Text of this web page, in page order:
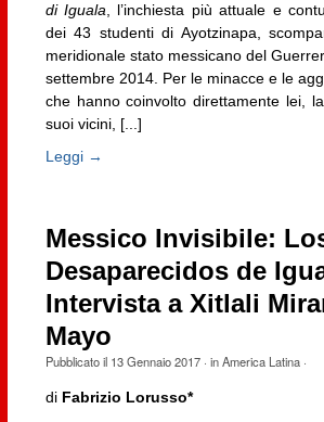
di Iguala, l’inchiesta più attuale e
dei 43 studenti di Ayotzinapa,
meridionale stato messicano del
settembre 2014. Per le minacce e le
che hanno coinvolto direttamente lei,
suoi vicini, [...]
Leggi →
Messico Invisibile:
Desaparecidos de
Intervista a Xitlali
Mayo
Pubblicato il 13 Gennaio 2017· inAmerica Latina·
di Fabrizio Lorusso*